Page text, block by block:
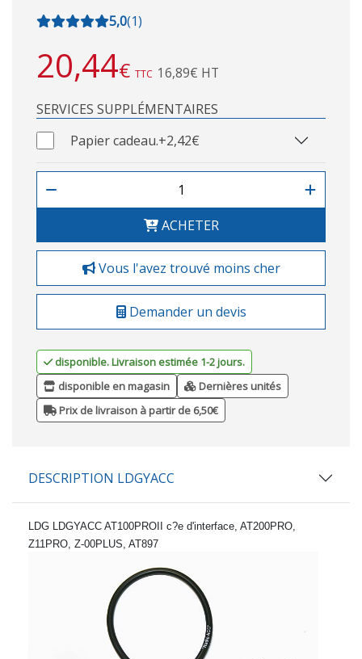
5,0(1)
20,44€ TTC 16,89€ HT
SERVICES SUPPLÉMENTAIRES
Papier cadeau.+2,42€
ACHETER
Vous l'avez trouvé moins cher
Demander un devis
disponible. Livraison estimée 1-2 jours.
disponible en magasin
Dernières unités
Prix de livraison à partir de 6,50€
DESCRIPTION LDGYACC
LDG LDGYACC AT100PROII c?e d'interface, AT200PRO,
Z11PRO, Z-00PLUS, AT897